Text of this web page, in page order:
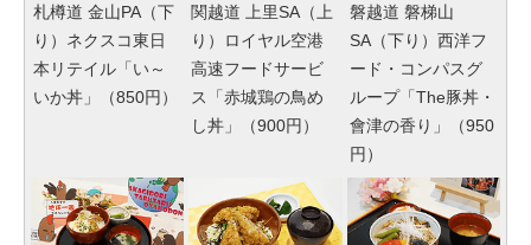
札樽道 金山PA（下
り）ネクスコ東日
本リテイル「い～
いか丼」（850円）
関越道 上里SA（上
り）ロイヤル空港
高速フードサービ
ス「赤城鶏の鳥め
し丼」（900円）
磐越道 磐梯山
SA（下り）西洋フ
ード・コンパスグ
ループ「The豚丼・
會津の香り」（950
円）